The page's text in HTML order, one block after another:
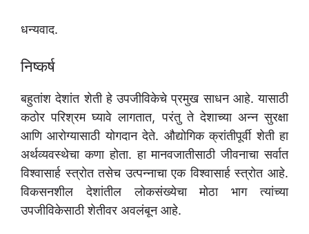
धन्यवाद.
निष्कर्ष
बहुतांश देशांत शेती हे उपजीविकेचे प्रमुख साधन आहे. यासाठी
कठोर परिश्रम घ्यावे लागतात, परंतु ते देशाच्या अन्न सुरक्षा
आणि आरोग्यासाठी योगदान देते. औद्योगिक क्रांतीपूर्वी शेती हा
अर्थव्यवस्थेचा कणा होता. हा मानवजातीसाठी जीवनाचा सर्वात
विश्वासार्ह स्त्रोत तसेच उत्पन्नाचा एक विश्वासार्ह स्त्रोत आहे.
विकसनशील देशांतील लोकसंख्येचा मोठा भाग त्यांच्या
उपजीविकेसाठी शेतीवर अवलंबून आहे.